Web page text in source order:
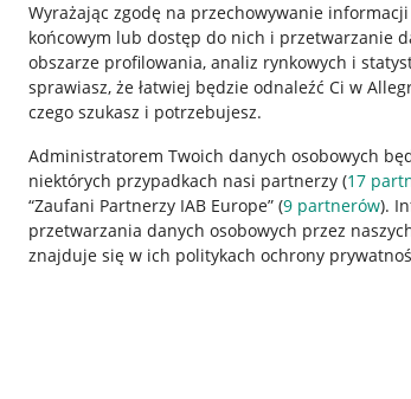
Wyrażając zgodę na przechowywanie
końcowym lub dostęp do nich i przetwarzanie
obszarze profilowania, analiz rynkowych i
sprawiasz, że łatwiej będzie odnaleźć Ci w
czego szukasz i potrzebujesz.
Administratorem Twoich danych osobowych
niektórych przypadkach nasi partnerzy (17
“Zaufani Partnerzy IAB Europe” (9 partnerów).
przetwarzania danych osobowych przez
znajduje się w ich politykach ochrony
Przydatne informacje
Jak to działa
Napisz do nas
Allegro Gadane dla sprzedających